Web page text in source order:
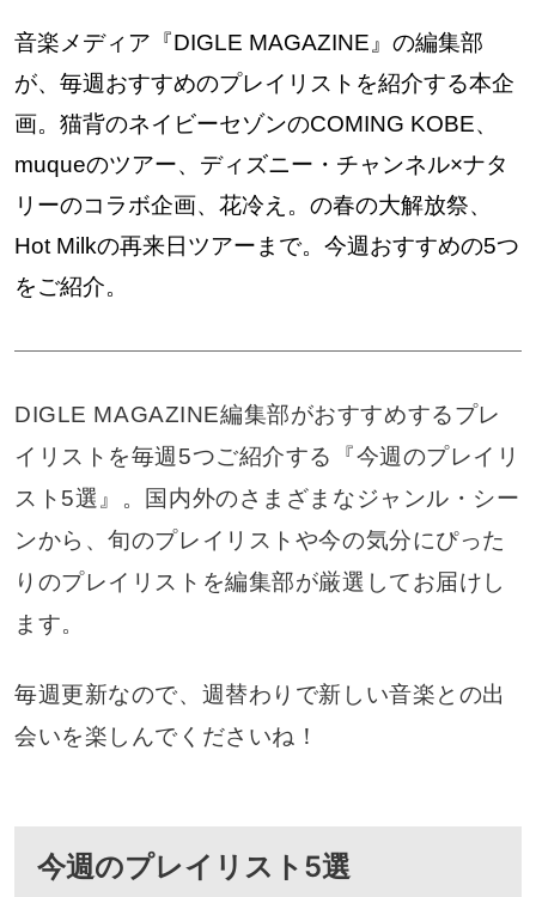
音楽メディア『DIGLE MAGAZINE』の編集部
が、毎週おすすめのプレイリストを紹介する本企
画。猫背のネイビーセゾンのCOMING KOBE、
muqueのツアー、ディズニー・チャンネル×ナタ
リーのコラボ企画、花冷え。の春の大解放祭、
Hot Milkの再来日ツアーまで。今週おすすめの5つ
をご紹介。
DIGLE MAGAZINE編集部がおすすめするプレ
イリストを毎週5つご紹介する『今週のプレイリ
スト5選』。国内外のさまざまなジャンル・シー
ンから、旬のプレイリストや今の気分にぴった
りのプレイリストを編集部が厳選してお届けし
ます。
毎週更新なので、週替わりで新しい音楽との出
会いを楽しんでくださいね！
今週のプレイリスト5選